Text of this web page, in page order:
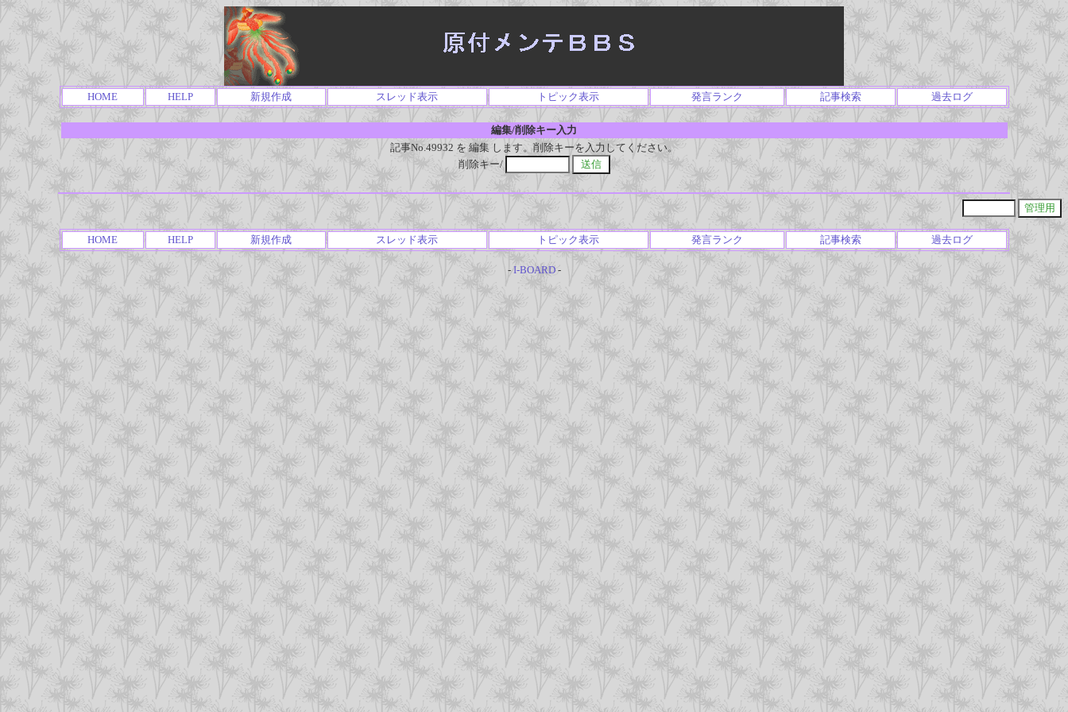
HOME HELP 新規作成 スレッド表示 トピック表示 発言ランク 記事検索 過去ログ
編集/削除キー入力
記事No.49932 を 編集 します。削除キーを入力してください。
削除キー/
HOME HELP 新規作成 スレッド表示 トピック表示 発言ランク 記事検索 過去ログ
- I-BOARD-